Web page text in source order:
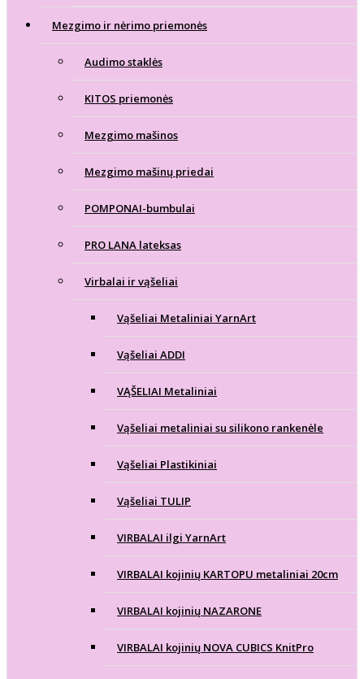
Mezgimo ir nėrimo priemonės
Audimo staklės
KITOS priemonės
Mezgimo mašinos
Mezgimo mašinų priedai
POMPONAI-bumbulai
PRO LANA lateksas
Virbalai ir vąšeliai
Vąšeliai Metaliniai YarnArt
Vąšeliai ADDI
VĄŠELIAI Metaliniai
Vąšeliai metaliniai su silikono rankenėle
Vąšeliai Plastikiniai
Vąšeliai TULIP
VIRBALAI ilgi YarnArt
VIRBALAI kojinių KARTOPU metaliniai 20cm
VIRBALAI kojinių NAZARONE
VIRBALAI kojinių NOVA CUBICS KnitPro